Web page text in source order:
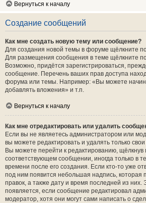
Вернуться к началу
Создание сообщений
Как мне создать новую тему или сообщение?
Для создания новой темы в форуме щёлкните
Для размещения сообщения в теме щёлкните
Возможно, придётся зарегистрироваться,
сообщение. Перечень ваших прав доступа
форума или темы. Например: «Вы можете
добавлять вложения» и т.п.
Вернуться к началу
Как мне отредактировать или удалить
Если вы не являетесь администратором или
вы можете редактировать и удалять только
Вы можете перейти к редактированию, щёлкнув
соответствующем сообщении, иногда только в
времени после его создания. Если кто-то уже
под ним появится небольшая надпись, которая
правок, а также дату и время последней из них.
появляется, если сообщение редактировал
модератор, хотя они могут сами написать о